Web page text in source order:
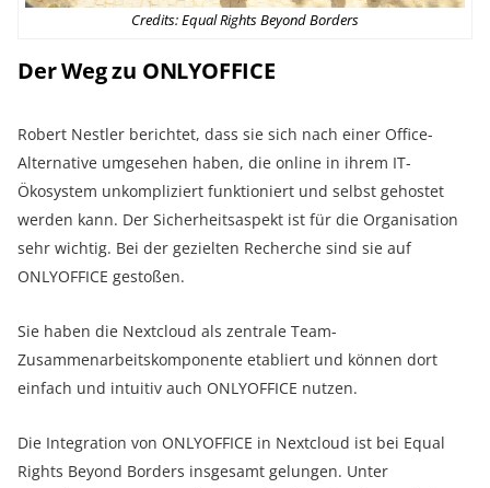
Credits: Equal Rights Beyond Borders
Der Weg zu ONLYOFFICE
Robert Nestler berichtet, dass sie sich nach einer Office-
Alternative umgesehen haben, die online in ihrem IT-
Ökosystem unkompliziert funktioniert und selbst gehostet
werden kann. Der Sicherheitsaspekt ist für die Organisation
sehr wichtig. Bei der gezielten Recherche sind sie auf
ONLYOFFICE gestoßen.
Sie haben die Nextcloud als zentrale Team-
Zusammenarbeitskomponente etabliert und können dort
einfach und intuitiv auch ONLYOFFICE nutzen.
Die Integration von ONLYOFFICE in Nextcloud ist bei Equal
Rights Beyond Borders insgesamt gelungen. Unter